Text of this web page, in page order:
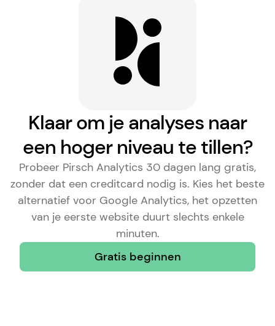
Klaar om je analyses naar
een hoger niveau te tillen?
Probeer Pirsch Analytics 30 dagen lang gratis,
zonder dat een creditcard nodig is. Kies het beste
alternatief voor Google Analytics, het opzetten
van je eerste website duurt slechts enkele
minuten.
Gratis beginnen